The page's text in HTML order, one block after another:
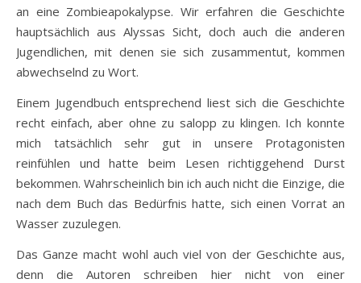
an eine Zombieapokalypse. Wir erfahren die Geschichte
hauptsächlich aus Alyssas Sicht, doch auch die anderen
Jugendlichen, mit denen sie sich zusammentut, kommen
abwechselnd zu Wort.
Einem Jugendbuch entsprechend liest sich die Geschichte
recht einfach, aber ohne zu salopp zu klingen. Ich konnte
mich tatsächlich sehr gut in unsere Protagonisten
reinfühlen und hatte beim Lesen richtiggehend Durst
bekommen. Wahrscheinlich bin ich auch nicht die Einzige, die
nach dem Buch das Bedürfnis hatte, sich einen Vorrat an
Wasser zuzulegen.
Das Ganze macht wohl auch viel von der Geschichte aus,
denn die Autoren schreiben hier nicht von einer